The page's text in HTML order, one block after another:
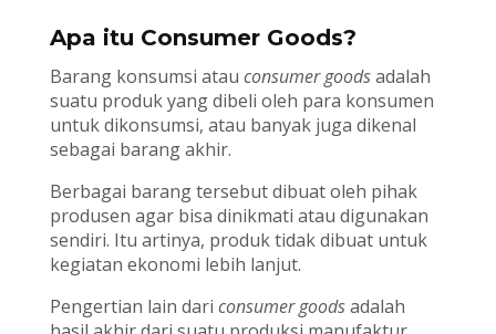
Apa itu Consumer Goods?
Barang konsumsi atau consumer goodsadalah
suatu produk yang dibeli oleh para konsumen
untuk dikonsumsi, atau banyak juga dikenal
sebagai barang akhir.
Berbagai barang tersebut dibuat oleh pihak
produsen agar bisa dinikmati atau digunakan
sendiri. Itu artinya, produk tidak dibuat untuk
kegiatan ekonomi lebih lanjut.
Pengertian lain dari consumer goodsadalah